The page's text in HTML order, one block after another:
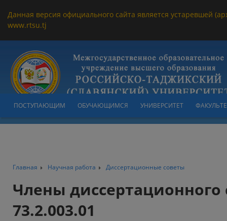
Данная версия официального сайта является устаревшей
www.rtsu.tj
ПОСТУПАЮЩИМ ОБУЧАЮЩИМСЯ УНИВЕРСИТЕТ
Главная Научная работа Диссертационные советы
Члены диссертационного
73.2.003.01